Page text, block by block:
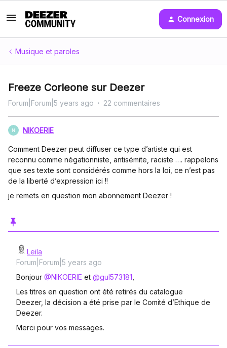
Connexion
Musique et paroles
Freeze Corleone sur Deezer
Forum|Forum|5 years ago 22 commentaires
N NIKOERIE
Comment Deezer peut diffuser ce type d’artiste qui est
reconnu comme négationniste, antisémite, raciste …. rappelons
que ses texte sont considérés comme hors la loi, ce n’est pas
de la liberté d’expression ici !!
je remets en question mon abonnement Deezer !
Leila
Forum|Forum|5 years ago
Bonjour @NIKOERIE et @gul573181
Les titres en question ont été retirés du catalogue
Deezer, la décision a été prise par le Comité d’Ethique de
Deezer.
Merci pour vos messages.